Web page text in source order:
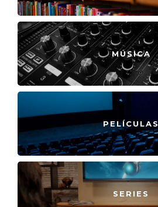
MÚSICA
PELÍCULAS
SERIES